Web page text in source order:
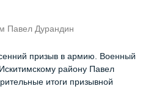
Павел Дурандин
призыв в армию. Военный
району Павел
итоги призывной